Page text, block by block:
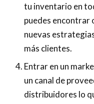
tu inventario en
puedes encontrar
nuevas
más clientes.
Entrar en un
un canal de
distribuidores lo